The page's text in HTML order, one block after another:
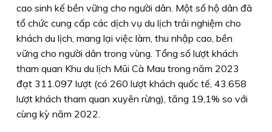
cao sinh kế bền vững cho người dân. Một số hộ dân đã
tổ chức cung cấp các dịch vụ du lịch trải nghiệm cho
khách du lịch, mang lại việc làm, thu nhập cao, bền
vững cho người dân trong vùng. Tổng số lượt khách
tham quan Khu du lịch Mũi Cà Mau trong năm 2023
đạt 311.097 lượt (có 260 lượt khách quốc tế, 43.658
lượt khách tham quan xuyên rừng), tăng 19,1% so với
cùng kỳ năm 2022.